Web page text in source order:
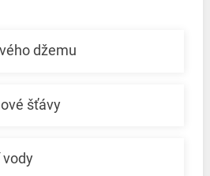
džemu
šťávy
vody